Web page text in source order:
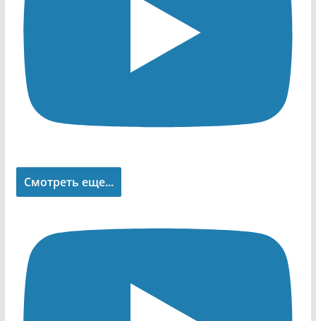
Смотреть еще...